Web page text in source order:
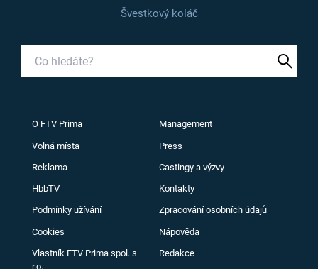
Švestkový koláč
O FTV Prima Management
Volná místa Press
Reklama Castingy a výzvy
HbbTV Kontakty
Podmínky užívání Zpracování osobních údajů
Cookies Nápověda
Vlastník FTV Prima spol. s
r.o.
Redakce